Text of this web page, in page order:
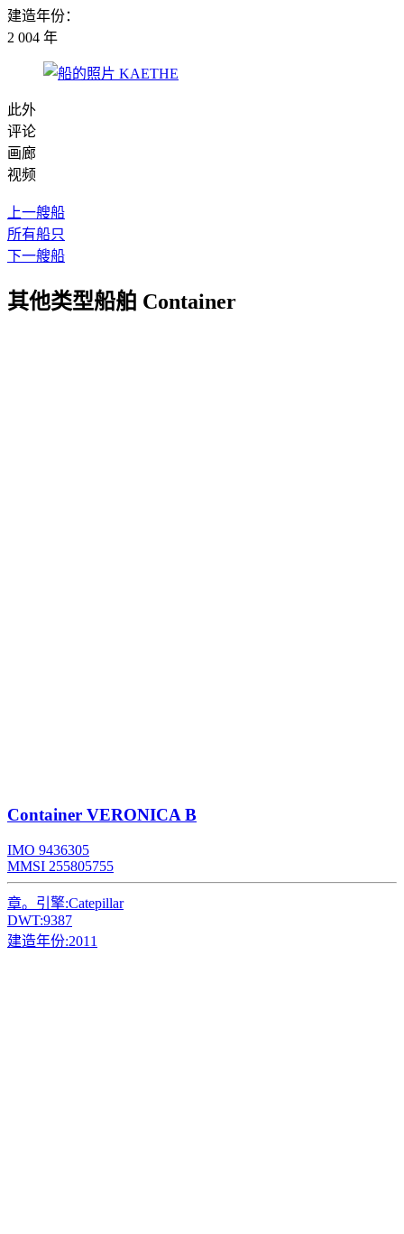
建造年份：
2 004 年
此外
评论
画廊
视频
上一艘船
所有船只
下一艘船
其他类型船舶 Container
Container VERONICA B
IMO 9436305
MMSI 255805755
章。引擎:Catepillar
DWT:9387
建造年份:2011